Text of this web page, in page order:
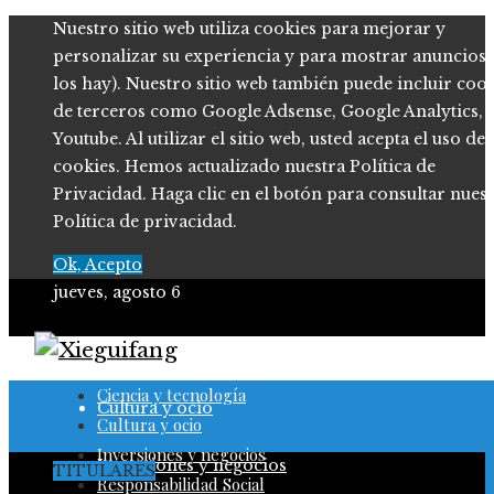
Nuestro sitio web utiliza cookies para mejorar y
personalizar su experiencia y para mostrar anuncios
los hay). Nuestro sitio web también puede incluir
de terceros como Google Adsense, Google Analytics,
Youtube. Al utilizar el sitio web, usted acepta el uso de
cookies. Hemos actualizado nuestra Política de
Privacidad. Haga clic en el botón para consultar
Política de privacidad.
Ok, Acepto
jueves, agosto 6
Ciencia y tecnología
Cultura y ocio
Inversiones y negocios
Ciencia y tecnología
Cultura y ocio
Inversiones y negocios
Responsabilidad Social
TITULARES